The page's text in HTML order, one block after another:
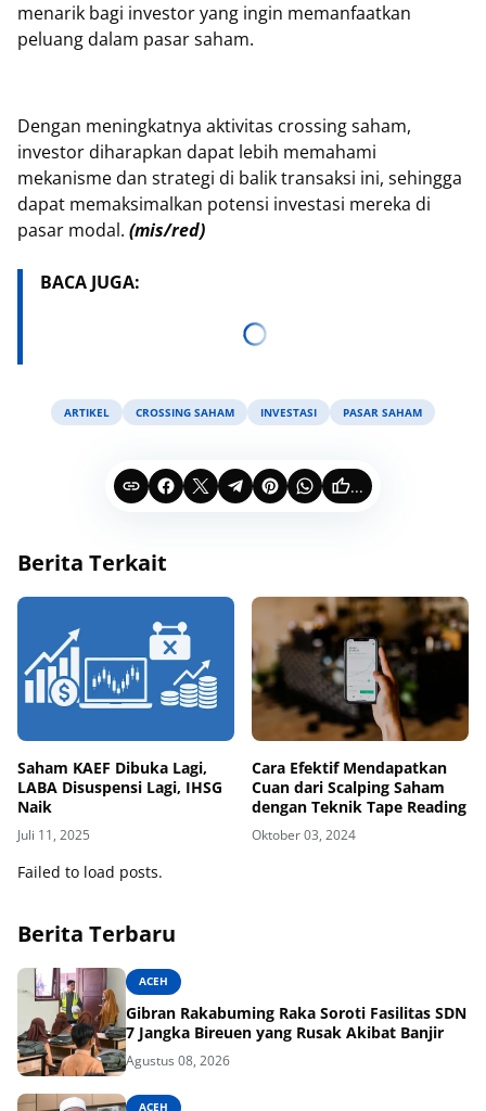
menarik bagi investor yang ingin memanfaatkan
peluang dalam pasar saham.
Dengan meningkatnya aktivitas crossing saham,
investor diharapkan dapat lebih memahami
mekanisme dan strategi di balik transaksi ini, sehingga
dapat memaksimalkan potensi investasi mereka di
pasar modal. (mis/red)
BACA JUGA:
ARTIKEL CROSSING SAHAM INVESTASI PASAR SAHAM
...
Berita Terkait
Saham KAEF Dibuka Lagi,
LABA Disuspensi Lagi, IHSG
Naik
Juli 11, 2025
Cara Efektif Mendapatkan
Cuan dari Scalping Saham
dengan Teknik Tape Reading
Oktober 03, 2024
Failed to load posts.
Berita Terbaru
ACEH
Gibran Rakabuming Raka Soroti Fasilitas SDN
7 Jangka Bireuen yang Rusak Akibat Banjir
Agustus 08, 2026
ACEH